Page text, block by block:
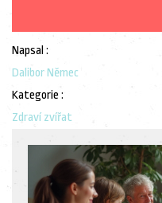
Napsal :
Dalibor Němec
Kategorie :
Zdraví zvířat